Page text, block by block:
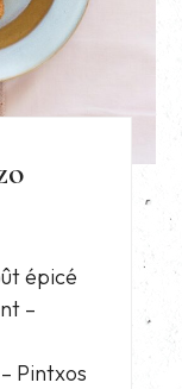
épicé
–
Pintxos